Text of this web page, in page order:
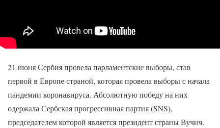
21 июня Сербия провела парламентские выборы, став
первой в Европе страной, которая провела выборы с начала
пандемии коронавируса. Абсолютную победу на них
одержала Сербская прогрессивная партия (SNS),
председателем которой является президент страны Вучич.